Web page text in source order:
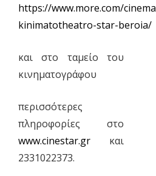
https://www.more.com/
kinimatotheatro-star-beroia/
και στο ταμείο του
κινηματογράφου
περισσότερες
πληροφορίες στο
www.cinestar.grκαι
2331022373.